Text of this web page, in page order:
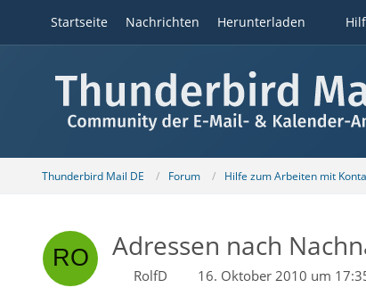
Startseite Nachrichten Herunterladen
Thunderbird Mail DE Forum Hilfe zum Arbeiten mit
Adressen nach
RolfD 16. Oktober 2010 um